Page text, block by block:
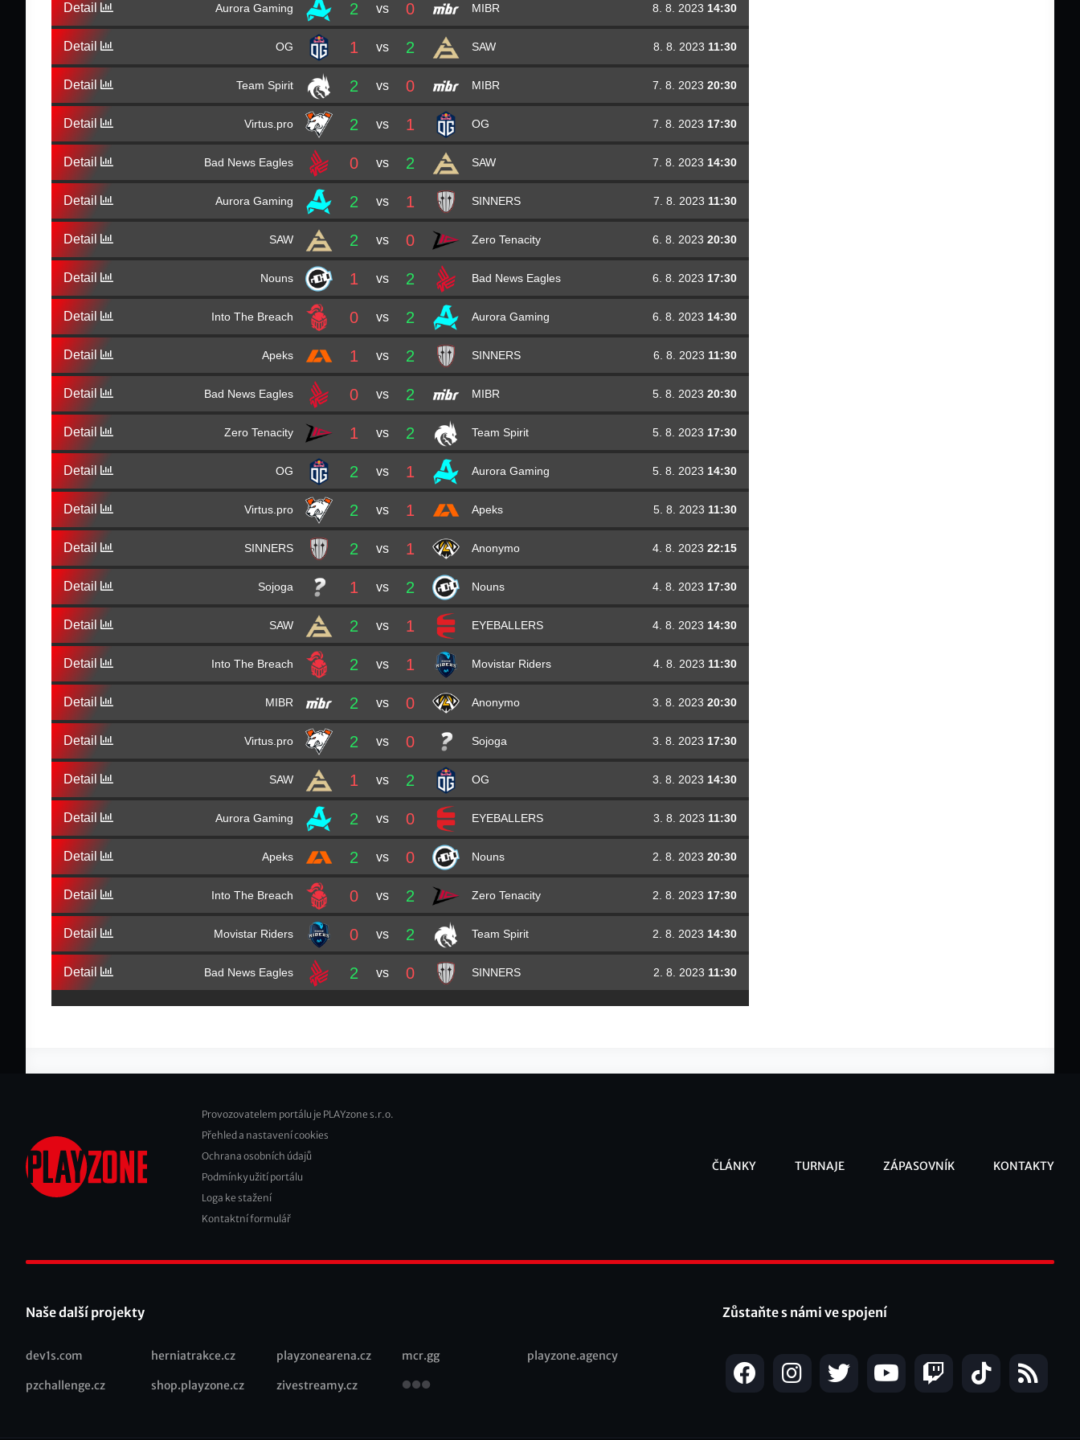
Detail Aurora Gaming 2 vs 0 MIBR 8. 8. 2023 14:30
Detail OG 1 vs 2 SAW 8. 8. 2023 11:30
Detail Team Spirit 2 vs 0 MIBR 7. 8. 2023 20:30
Detail Virtus.pro 2 vs 1 OG 7. 8. 2023 17:30
Detail Bad News Eagles 0 vs 2 SAW 7. 8. 2023 14:30
Detail Aurora Gaming 2 vs 1 SINNERS 7. 8. 2023 11:30
Detail SAW 2 vs 0 Zero Tenacity 6. 8. 2023 20:30
Detail Nouns 1 vs 2 Bad News Eagles 6. 8. 2023 17:30
Detail Into The Breach 0 vs 2 Aurora Gaming 6. 8. 2023 14:30
Detail Apeks 1 vs 2 SINNERS 6. 8. 2023 11:30
Detail Bad News Eagles 0 vs 2 MIBR 5. 8. 2023 20:30
Detail Zero Tenacity 1 vs 2 Team Spirit 5. 8. 2023 17:30
Detail OG 2 vs 1 Aurora Gaming 5. 8. 2023 14:30
Detail Virtus.pro 2 vs 1 Apeks 5. 8. 2023 11:30
Detail SINNERS 2 vs 1 Anonymo 4. 8. 2023 22:15
Detail Sojoga 1 vs 2 Nouns 4. 8. 2023 17:30
Detail SAW 2 vs 1 EYEBALLERS 4. 8. 2023 14:30
Detail Into The Breach 2 vs 1 Movistar Riders 4. 8. 2023 11:30
Detail MIBR 2 vs 0 Anonymo 3. 8. 2023 20:30
Detail Virtus.pro 2 vs 0 Sojoga 3. 8. 2023 17:30
Detail SAW 1 vs 2 OG 3. 8. 2023 14:30
Detail Aurora Gaming 2 vs 0 EYEBALLERS 3. 8. 2023 11:30
Detail Apeks 2 vs 0 Nouns 2. 8. 2023 20:30
Detail Into The Breach 0 vs 2 Zero Tenacity 2. 8. 2023 17:30
Detail Movistar Riders 0 vs 2 Team Spirit 2. 8. 2023 14:30
Detail Bad News Eagles 2 vs 0 SINNERS 2. 8. 2023 11:30
Footer
2
Provozovatelem portálu je PLAYzone s.r.o.
Přehled a nastavení cookies
Ochrana osobních údajů
Podmínky užití portálu
Loga ke stažení
Kontaktní formulář
ČLÁNKY TURNAJE ZÁPASOVNÍK KONTAKTY
Naše další projekty
Recommended
dev1s.com herniatrakce.cz playzonearena.cz mcr.gg playzone.agency
pzchallenge.cz shop.playzone.cz zivestreamy.cz
Zůstaňte s námi ve spojení